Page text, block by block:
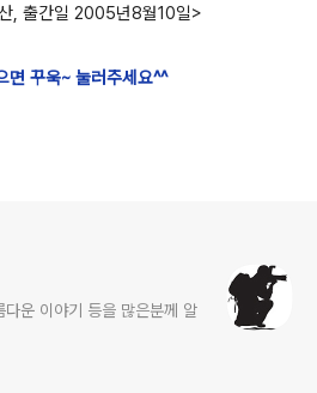
, 출간일 2005년8월10일>
면 꾸욱~ 눌러주세요^^
운 이야기 등을 많은분께 알